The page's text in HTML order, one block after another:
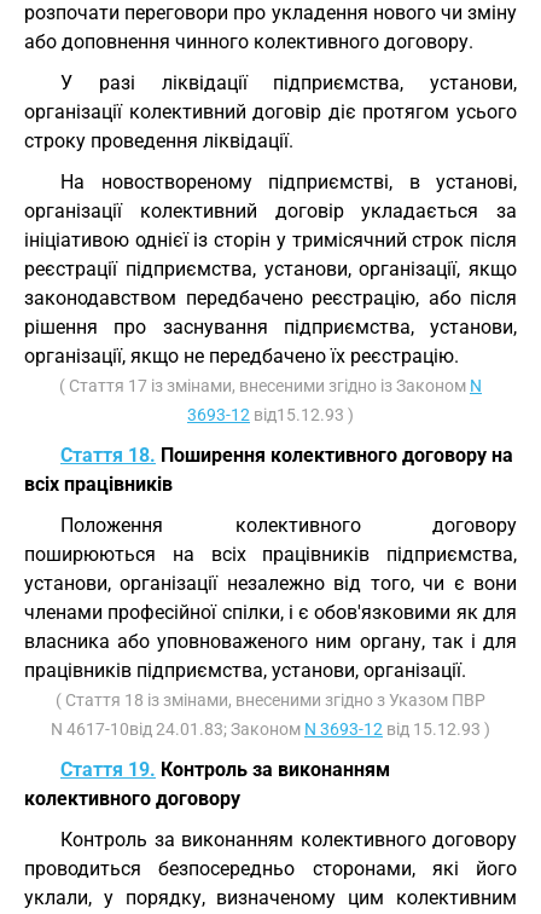
розпочати переговори про укладення нового чи зміну
або доповнення чинного колективного договору.
У разі ліквідації підприємства, установи,
організації колективний договір діє протягом усього
строку проведення ліквідації.
На новоствореному підприємстві, в установі,
організації колективний договір укладається за
ініціативою однієї із сторін у тримісячний строк після
реєстрації підприємства, установи, організації, якщо
законодавством передбачено реєстрацію, або після
рішення про заснування підприємства, установи,
організації, якщо не передбачено їх реєстрацію.
( Стаття 17 із змінами, внесеними згідно із Законом N
3693-12 від15.12.93 )
Стаття 18. Поширення колективного договору на
всіх працівників
Положення колективного договору
поширюються на всіх працівників підприємства,
установи, організації незалежно від того, чи є вони
членами професійної спілки, і є обов'язковими як для
власника або уповноваженого ним органу, так і для
працівників підприємства, установи, організації.
( Стаття 18 із змінами, внесеними згідно з Указом ПВР
N 4617-10від 24.01.83; Законом N 3693-12 від 15.12.93 )
Стаття 19. Контроль за виконанням
колективного договору
Контроль за виконанням колективного договору
проводиться безпосередньо сторонами, які його
уклали, у порядку, визначеному цим колективним